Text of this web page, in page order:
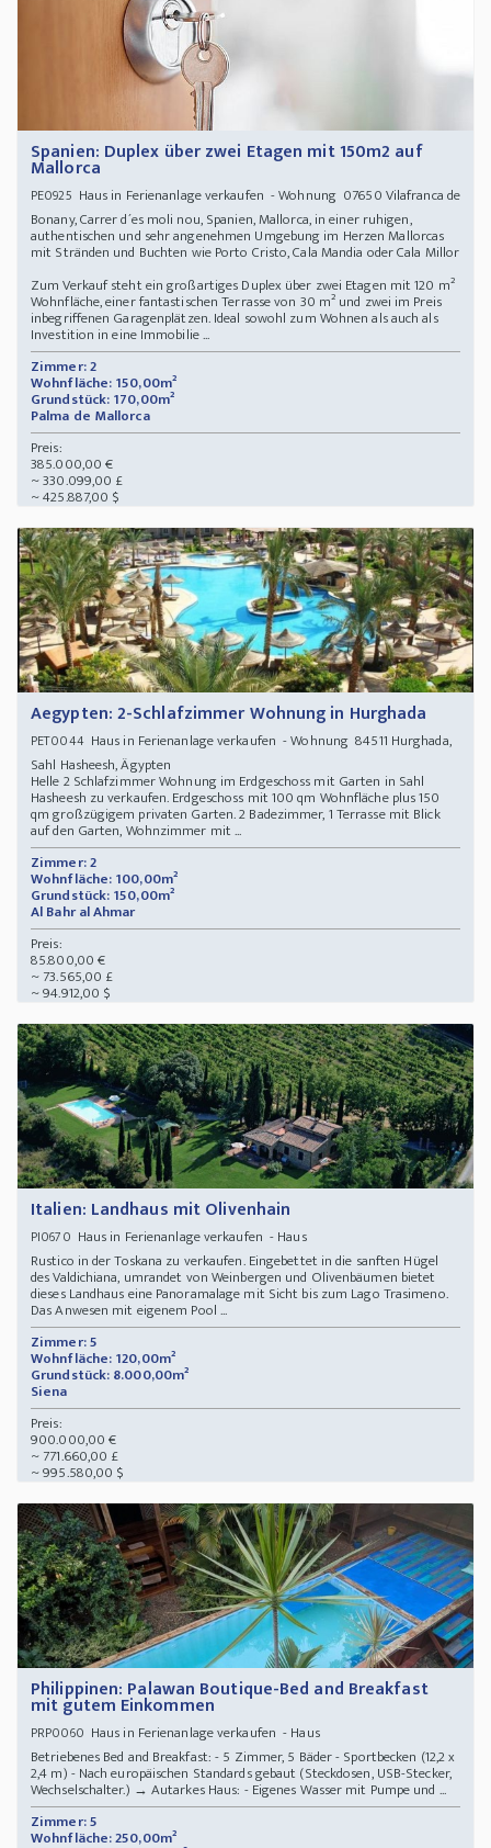
Spanien: Duplex über zwei Etagen mit 150m2 auf
Mallorca
PE0925 Haus in Ferienanlage verkaufen - Wohnung 07650 Vilafranca de
Bonany, Carrer d´es moli nou, Spanien, Mallorca, in einer ruhigen,
authentischen und sehr angenehmen Umgebung im Herzen Mallorcas
mit Stränden und Buchten wie Porto Cristo, Cala Mandia oder Cala Millor
Zum Verkauf steht ein großartiges Duplex über zwei Etagen mit 120 m²
Wohnfläche, einer fantastischen Terrasse von 30 m² und zwei im Preis
inbegriffenen Garagenplätzen. Ideal sowohl zum Wohnen als auch als
Investition in eine Immobilie ...
Zimmer: 2
Wohnfläche: 150,00m²
Grundstück: 170,00m²
Palma de Mallorca
Preis:
385.000,00 €
~ 330.099,00 £
~ 425.887,00 $
Aegypten: 2-Schlafzimmer Wohnung in Hurghada
PET0044Haus in Ferienanlage verkaufen - Wohnung 84511 Hurghada,
Sahl Hasheesh, Ägypten
Helle 2 Schlafzimmer Wohnung im Erdgeschoss mit Garten in Sahl
Hasheesh zu verkaufen. Erdgeschoss mit 100 qm Wohnfläche plus 150
qm großzügigem privaten Garten. 2 Badezimmer, 1 Terrasse mit Blick
auf den Garten, Wohnzimmer mit ...
Zimmer: 2
Wohnfläche: 100,00m²
Grundstück: 150,00m²
Al Bahr al Ahmar
Preis:
85.800,00 €
~ 73.565,00 £
~ 94.912,00 $
Italien: Landhaus mit Olivenhain
PI0670 Haus in Ferienanlage verkaufen - Haus
Rustico in der Toskana zu verkaufen. Eingebettet in die sanften Hügel
des Valdichiana, umrandet von Weinbergen und Olivenbäumen bietet
dieses Landhaus eine Panoramalage mit Sicht bis zum Lago Trasimeno.
Das Anwesen mit eigenem Pool ...
Zimmer: 5
Wohnfläche: 120,00m²
Grundstück: 8.000,00m²
Siena
Preis:
900.000,00 €
~ 771.660,00 £
~ 995.580,00 $
Philippinen: Palawan Boutique-Bed and Breakfast
mit gutem Einkommen
PRP0060 Haus in Ferienanlage verkaufen - Haus
Betriebenes Bed and Breakfast: - 5 Zimmer, 5 Bäder - Sportbecken (12,2 x
2,4 m) - Nach europäischen Standards gebaut (Steckdosen, USB-Stecker,
Wechselschalter.) → Autarkes Haus: - Eigenes Wasser mit Pumpe und ...
Zimmer: 5
Wohnfläche: 250,00m²